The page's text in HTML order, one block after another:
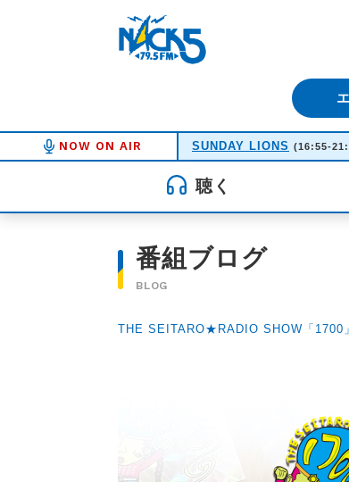
NOW ON AIR SUNDAY LIONS (16:55-
聴く
番組ブログ
BLOG
THE SEITARO★RADIO SHOW「1700」